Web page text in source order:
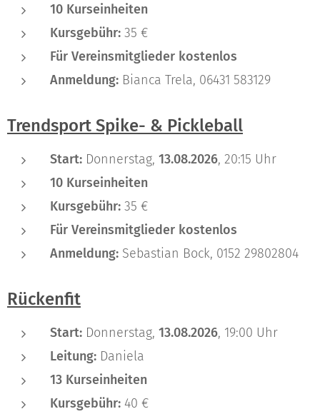
10 Kurseinheiten
Kursgebühr: 35 €
Für Vereinsmitglieder kostenlos
Anmeldung: Bianca Trela, 06431 583129
Trendsport Spike- & Pickleball
Start: Donnerstag, 13.08.2026, 20:15 Uhr
10 Kurseinheiten
Kursgebühr: 35 €
Für Vereinsmitglieder kostenlos
Anmeldung: Sebastian Bock, 0152 29802804
Rückenfit
Start: Donnerstag, 13.08.2026, 19:00 Uhr
Leitung: Daniela
13 Kurseinheiten
Kursgebühr: 40 €